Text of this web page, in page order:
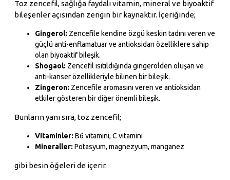
Toz zencefil, sağlığa faydalı vitamin, mineral ve biyoaktif
bileşenler açısından zengin bir kaynaktır. İçeriğinde;
Gingerol: Zencefile kendine özgü keskin tadını veren ve
güçlü anti-enflamatuar ve antioksidan özelliklere sahip
olan biyoaktif bileşik.
Shogaol: Zencefil ısıtıldığında gingerolden oluşan ve
anti-kanser özellikleriyle bilinen bir bileşik.
Zingeron: Zencefile aromasını veren ve antioksidan
etkiler gösteren bir diğer önemli bileşik.
Bunların yanı sıra, toz zencefil;
Vitaminler: B6 vitamini, C vitamini
Mineraller: Potasyum, magnezyum, manganez
gibi besin öğeleri de içerir.